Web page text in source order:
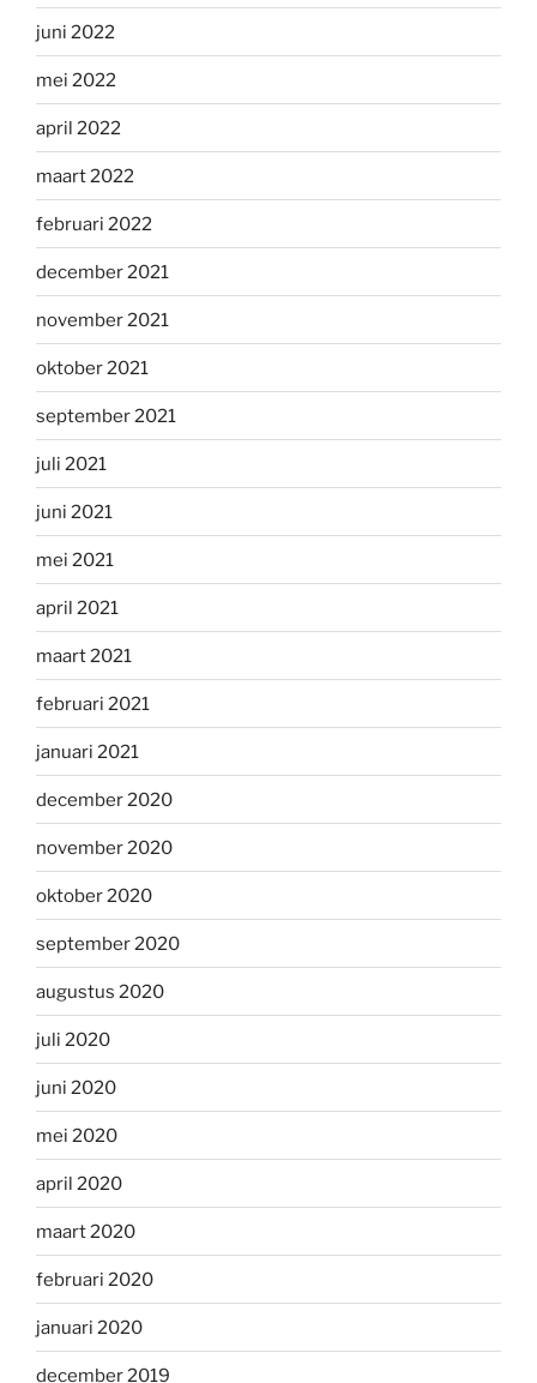
juni 2022
mei 2022
april 2022
maart 2022
februari 2022
december 2021
november 2021
oktober 2021
september 2021
juli 2021
juni 2021
mei 2021
april 2021
maart 2021
februari 2021
januari 2021
december 2020
november 2020
oktober 2020
september 2020
augustus 2020
juli 2020
juni 2020
mei 2020
april 2020
maart 2020
februari 2020
januari 2020
december 2019